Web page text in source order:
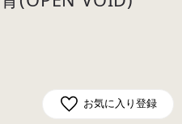
お気に入り登録